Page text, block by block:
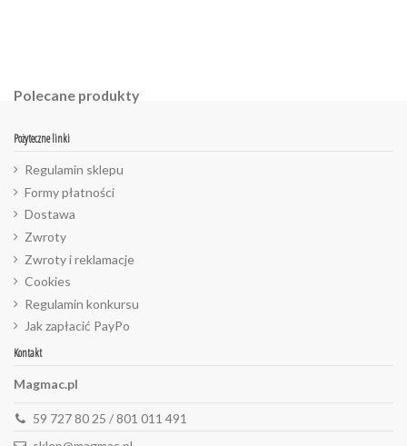
Polecane produkty
Pożyteczne linki
Regulamin sklepu
Formy płatności
Dostawa
Zwroty
Zwroty i reklamacje
Cookies
Regulamin konkursu
Jak zapłacić PayPo
Kontakt
Magmac.pl
59 727 80 25 / 801 011 491